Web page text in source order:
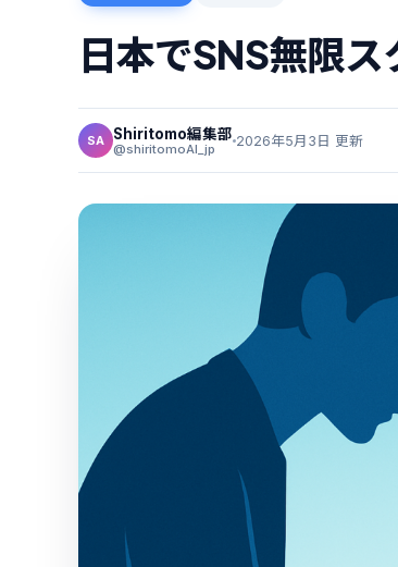
日本でSNS無限
SA Shiritomo編集部
@shiritomoAI_jp 2026年5月3日 更新